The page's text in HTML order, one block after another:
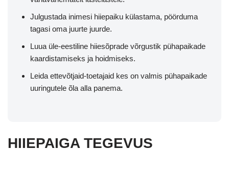
Julgustada inimesi hiiepaiku külastama, pöörduma
tagasi oma juurte juurde.
Luua üle-eestiline hiiesõprade võrgustik pühapaikade
kaardistamiseks ja hoidmiseks.
Leida ettevõtjaid-toetajaid kes on valmis pühapaikade
uuringutele õla alla panema.
HIIEPAIGA TEGEVUS